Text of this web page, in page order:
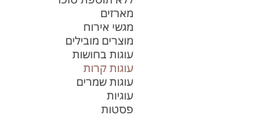
מארזים
מגשי אירוח
מוצרים מובילים
עוגות בחושות
עוגות קרות
עוגות שמרים
עוגיות
פסטות